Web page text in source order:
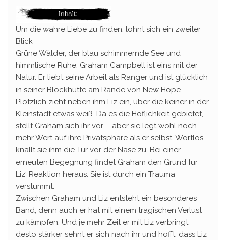
Um die wahre Liebe zu finden, lohnt sich ein zweiter
Blick
Grüne Wälder, der blau schimmernde See und
himmlische Ruhe. Graham Campbell ist eins mit der
Natur. Er liebt seine Arbeit als Ranger und ist glücklich
in seiner Blockhütte am Rande von New Hope.
Plötzlich zieht neben ihm Liz ein, über die keiner in der
Kleinstadt etwas weiß. Da es die Höflichkeit gebietet,
stellt Graham sich ihr vor – aber sie legt wohl noch
mehr Wert auf ihre Privatsphäre als er selbst. Wortlos
knallt sie ihm die Tür vor der Nase zu. Bei einer
erneuten Begegnung findet Graham den Grund für
Liz‘ Reaktion heraus: Sie ist durch ein Trauma
verstummt.
Zwischen Graham und Liz entsteht ein besonderes
Band, denn auch er hat mit einem tragischen Verlust
zu kämpfen. Und je mehr Zeit er mit Liz verbringt,
desto stärker sehnt er sich nach ihr und hofft, dass Liz